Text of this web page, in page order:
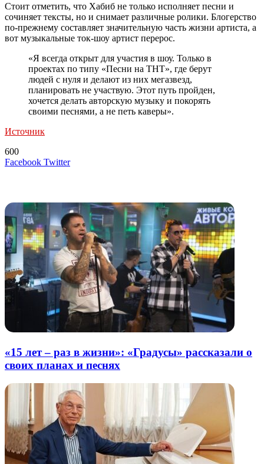
Стоит отметить, что Хабиб не только исполняет песни и
сочиняет тексты, но и снимает различные ролики. Блогерство
по-прежнему составляет значительную часть жизни артиста, а
вот музыкальные ток-шоу артист перерос.
«Я всегда открыт для участия в шоу. Только в
проектах по типу «Песни на ТНТ», где берут
людей с нуля и делают из них мегазвезд,
планировать не участвую. Этот путь пройден,
хочется делать авторскую музыку и покорять
своими песнями, а не петь каверы».
Источник
600
Facebook TwitterLinkedIn
Tumblr
Reddit
Вконтакте
Одноклассники
Skype
Messenger
Messenger
WhatsApp
Telegram
Viber
Line
Поделиться
Печатать
«15 лет – раз в жизни»: «Градусы» рассказали о
своих планах и песнях